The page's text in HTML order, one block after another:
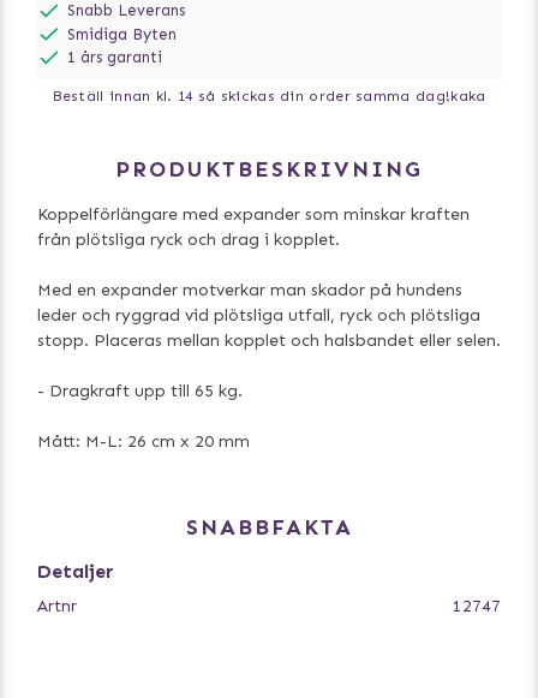
Snabb Leverans
Smidiga Byten
1 års garanti
Beställ innan kl. 14 så skickas din order samma dag!kaka
PRODUKTBESKRIVNING
Koppelförlängare med expander som minskar kraften
från plötsliga ryck och drag i kopplet.
Med en expander motverkar man skador på hundens
leder och ryggrad vid plötsliga utfall, ryck och plötsliga
stopp. Placeras mellan kopplet och halsbandet eller selen.
- Dragkraft upp till 65 kg.
Mått: M-L: 26 cm x 20 mm
SNABBFAKTA
Detaljer
Artnr 12747